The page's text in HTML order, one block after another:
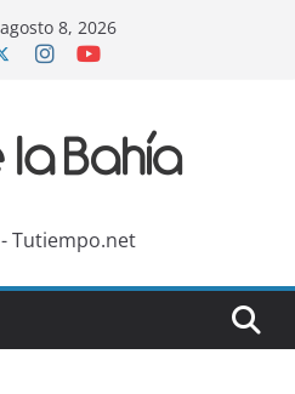
8, 2026
Tutiempo.net